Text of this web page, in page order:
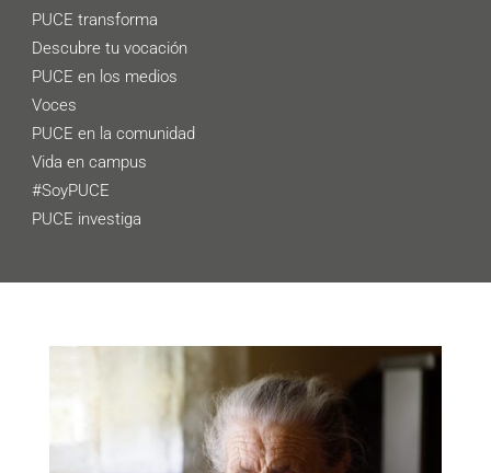
PUCE transforma
Descubre tu vocación
PUCE en los medios
Voces
PUCE en la comunidad
Vida en campus
#SoyPUCE
PUCE investiga